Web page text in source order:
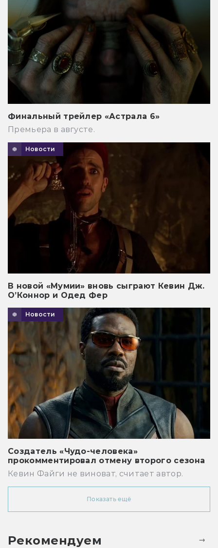
Финальный трейлер «Астрала 6»
Премьера в августе.
Новости
В новой «Мумии» вновь сыграют Кевин Дж.
О’Коннор и Одед Фер
Новости
Создатель «Чудо-человека»
прокомментировал отмену второго сезона
Кевин Файги не виноват, считает автор.
Показать ещё
Рекомендуем